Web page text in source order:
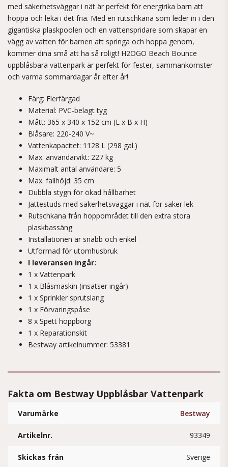
med säkerhetsväggar i nät är perfekt för energirika barn att
hoppa och leka i det fria. Med en rutschkana som leder in i den
gigantiska plaskpoolen och en vattenspridare som skapar en
vägg av vatten för barnen att springa och hoppa genom,
kommer dina små att ha så roligt! H2OGO Beach Bounce
uppblåsbara vattenpark är perfekt för fester, sammankomster
och varma sommardagar år efter år!
Färg: Flerfärgad
Material: PVC-belagt tyg
Mått: 365 x 340 x 152 cm (L x B x H)
Blåsare: 220-240 V~
Vattenkapacitet: 1128 L (298 gal.)
Max. användarvikt: 227 kg
Maximalt antal användare: 5
Max. fallhöjd: 35 cm
Dubbla stygn för ökad hållbarhet
Jättestuds med säkerhetsväggar i nät för säker lek
Rutschkana från hoppområdet till den extra stora
plaskbassäng
Installationen är snabb och enkel
Utformad för utomhusbruk
I leveransen ingår:
1 x Vattenpark
1 x Blåsmaskin (insatser ingår)
1 x Sprinkler sprutslang
1 x Förvaringspåse
8 x Spett hoppborg
1 x Reparationskit
Bestway artikelnummer: 53381
Fakta om Bestway Uppblåsbar Vattenpark
Varumärke Bestway
Artikelnr. 93349
Skickas från Sverige